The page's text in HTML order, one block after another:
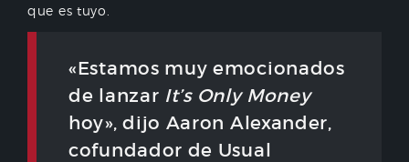
que es tuyo.
«Estamos muy emocionados
de lanzar It’s Only Money
hoy», dijo Aaron Alexander,
cofundador de Usual